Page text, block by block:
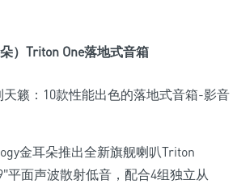
）Triton One落地式音箱
金耳朵推出全新旗舰喇叭Triton
平面声波散射低音，配合4组独立从